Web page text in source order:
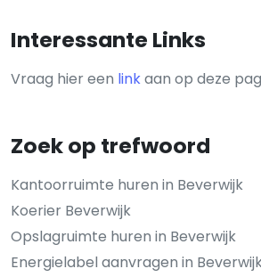
Interessante Links
Vraag hier een linkaan op deze
Zoek op trefwoord
Kantoorruimte huren in Beverwijk
Koerier Beverwijk
Opslagruimte huren in Beverwijk
Energielabel aanvragen in